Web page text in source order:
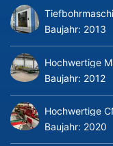
Baujahr: 2013
Hochwertige
Baujahr: 2012
Hochwertige
Baujahr: 2020